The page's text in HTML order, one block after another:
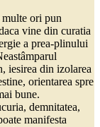
ori pun
vine din curatia
a prea-plinului
iesirea din izolarea
orientarea spre
bune.
demnitatea,
manifesta